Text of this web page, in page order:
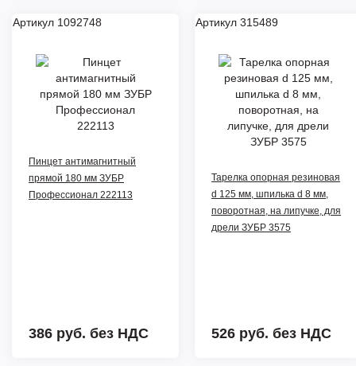
Артикул 1092748
Пинцет антимагнитный
прямой 180 мм ЗУБР
Профессионал 222113
386 руб. без НДС
Артикул 315489
Тарелка опорная резиновая
d 125 мм, шпилька d 8 мм,
поворотная, на липучке, для
дрели ЗУБР 3575
526 руб. без НДС